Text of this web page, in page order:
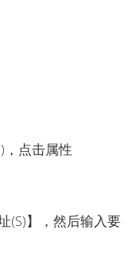
，点击属性
(S)】，然后输入要